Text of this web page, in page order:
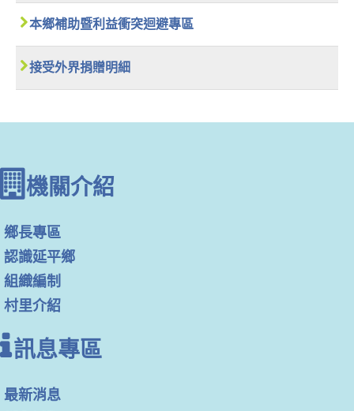
本鄉補助暨利益衝突迴避專區
接受外界捐贈明細
機關介紹
鄉長專區
認識延平鄉
組織編制
村里介紹
訊息專區
最新消息